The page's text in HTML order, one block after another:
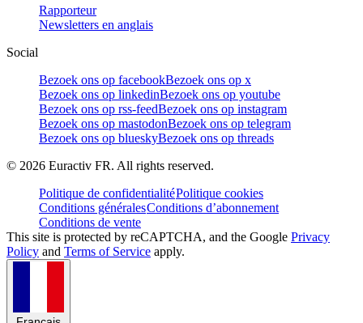
Rapporteur
Newsletters en anglais
Social
Bezoek ons op facebookBezoek ons op x
Bezoek ons op linkedinBezoek ons op youtube
Bezoek ons op rss-feedBezoek ons op instagram
Bezoek ons op mastodonBezoek ons op telegram
Bezoek ons op blueskyBezoek ons op threads
© 2026 Euractiv FR. All rights reserved.
Politique de confidentialitéPolitique cookies
Conditions généralesConditions d’abonnement
Conditions de vente
This site is protected by reCAPTCHA, and the Google Privacy
Policy and Terms of Service apply.